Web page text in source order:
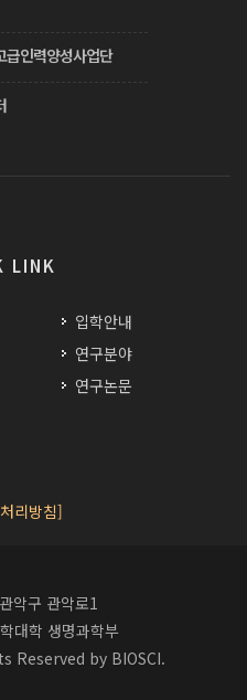
급인력양성사업단
LINK
입학안내
연구분야
연구논문
리방침]
악구 관악로1
대학 생명과학부
by BIOSCI.